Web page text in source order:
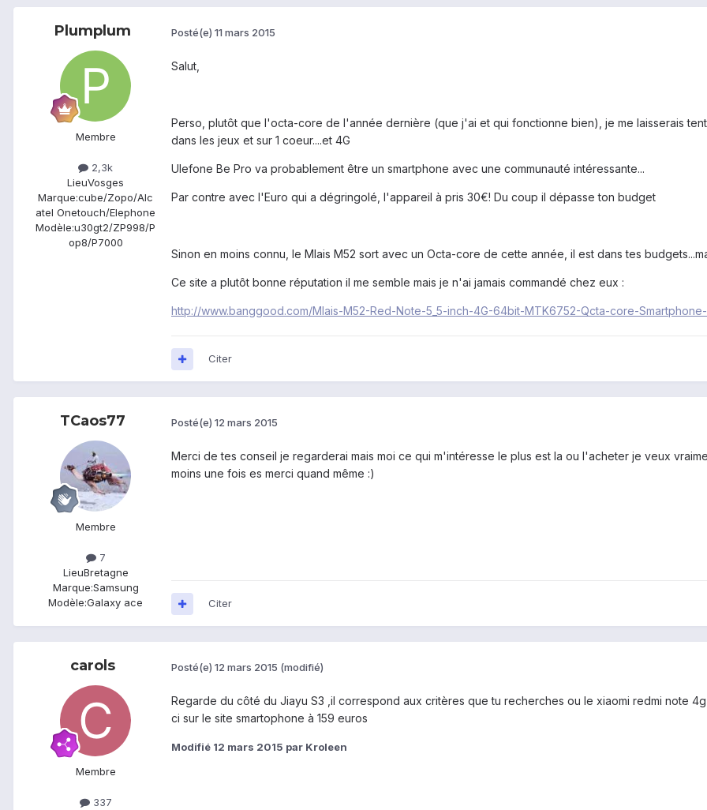
Plumplum
Membre
2,3k
LieuVosges
Marque:cube/Zopo/Alc
atel Onetouch/Elephone
Modèle:u30gt2/ZP998/P
op8/P7000
Posté(e) 11 mars 2015
Salut,
Perso, plutôt que l'octa-core de l'année dernière (que j'ai et qui fonctionne bien), je me laisserais
dans les jeux et sur 1 coeur....et 4G
Ulefone Be Pro va probablement être un smartphone avec une communauté intéressante...
Par contre avec l'Euro qui a dégringolé, l'appareil à pris 30€! Du coup il dépasse ton budget
Sinon en moins connu, le Mlais M52 sort avec un Octa-core de cette année, il est dans tes
Ce site a plutôt bonne réputation il me semble mais je n'ai jamais commandé chez eux :
http://www.banggood.com/Mlais-M52-Red-Note-5_5-inch-4G-64bit-MTK6752-Qcta-core-
Citer
TCaos77
Membre
7
LieuBretagne
Marque:Samsung
Modèle:Galaxy ace
Posté(e) 12 mars 2015
Merci de tes conseil je regarderai mais moi ce qui m'intéresse le plus est la ou l'acheter je veux
moins une fois es merci quand même :)
Citer
carols
Membre
337
Posté(e) 12 mars 2015 (modifié)
Regarde du côté du Jiayu S3 ,il correspond aux critères que tu recherches ou le xiaomi redmi note
ci sur le site smartophone à 159 euros
Modifié 12 mars 2015 par Kroleen